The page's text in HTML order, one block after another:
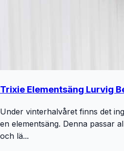
Trixie Elementsäng Lurvig
Under vinterhalvåret finns det
en elementsäng. Denna passar
och lä...